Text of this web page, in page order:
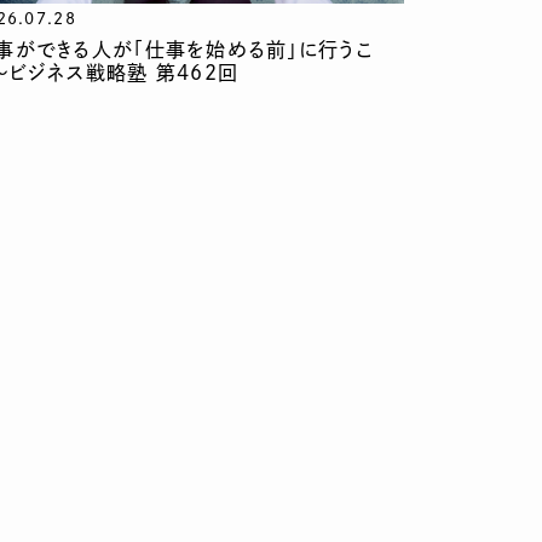
ができる人が「仕事を始める前」に行うこ
ビジネス戦略塾 第462回